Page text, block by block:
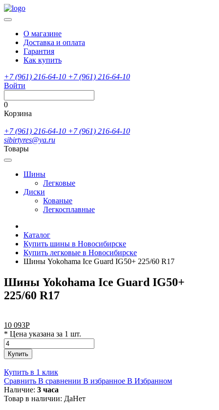
О магазине
Доставка и оплата
Гарантия
Как купить
+7 (961) 216-64-10 +7 (961) 216-64-10
Войти
0
Корзина
+7 (961) 216-64-10 +7 (961) 216-64-10
sibirtyres@ya.ru
Товары
Шины
Легковые
Диски
Кованые
Легкосплавные
Каталог
Купить шины в Новосибирске
Купить легковые в Новосибирске
Шины Yokohama Ice Guard IG50+ 225/60 R17
Шины Yokohama Ice Guard IG50+
225/60 R17
10 093Р
* Цена указана за 1 шт.
Купить
Купить в 1 клик
Сравнить В сравнении В избранное В Избранном
Наличие: 3 часа
Товар в наличии: ДаНет